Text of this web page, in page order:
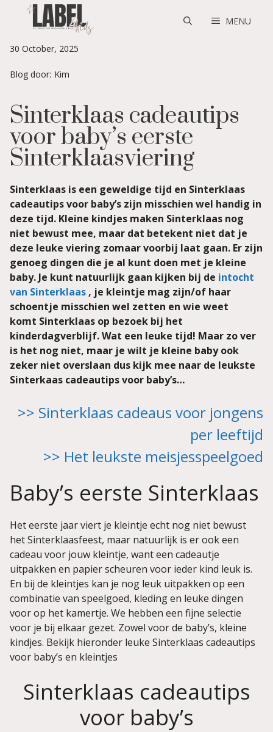
MENU
30 October, 2025
Blog door: Kim
Sinterklaas cadeautips
voor baby’s eerste
Sinterklaasviering
Sinterklaas is een geweldige tijd en Sinterklaas
cadeautips voor baby’s zijn misschien wel handig in
deze tijd. Kleine kindjes maken Sinterklaas nog
niet bewust mee, maar dat betekent niet dat je
deze leuke viering zomaar voorbij laat gaan. Er zijn
genoeg dingen die je al kunt doen met je kleine
baby. Je kunt natuurlijk gaan kijken bij de intocht
van Sinterklaas , je kleintje mag zijn/of haar
schoentje misschien wel zetten en wie weet
komt Sinterklaas op bezoek bij het
kinderdagverblijf. Wat een leuke tijd! Maar zo ver
is het nog niet, maar je wilt je kleine baby ook
zeker niet overslaan dus kijk mee naar de leukste
Sinterkaas cadeautips voor baby’s…
>> Sinterklaas cadeaus voor jongens
per leeftijd
>> Het leukste meisjesspeelgoed
Baby’s eerste Sinterklaas
Het eerste jaar viert je kleintje echt nog niet bewust
het Sinterklaasfeest, maar natuurlijk is er ook een
cadeau voor jouw kleintje, want een cadeautje
uitpakken en papier scheuren voor ieder kind leuk is.
En bij de kleintjes kan je nog leuk uitpakken op een
combinatie van speelgoed, kleding en leuke dingen
voor op het kamertje. We hebben een fijne selectie
voor je bij elkaar gezet. Zowel voor de baby’s, kleine
kindjes. Bekijk hieronder leuke Sinterklaas cadeautips
voor baby’s en kleintjes
Sinterklaas cadeautips
voor baby’s